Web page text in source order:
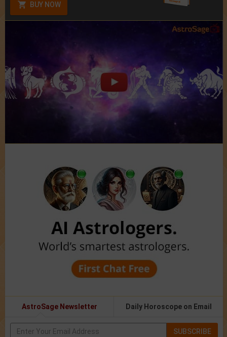
BUY NOW
AstroSage Newsletter Daily Horoscope on Email
SUBSCRIBE